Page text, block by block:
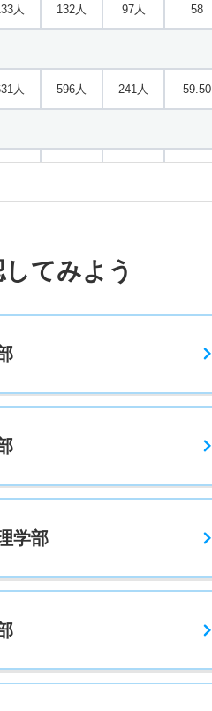
人 132人 97人 58
人 596人 241人 59.50
人 249人 110人 55.90
人 100人 37人 －
てみよう
学部